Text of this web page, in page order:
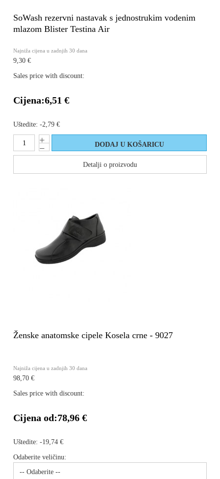
SoWash rezervni nastavak s jednostrukim vodenim
mlazom Blister Testina Air
Najniža cijena u zadnjih 30 dana
9,30 €
Sales price with discount:
Cijena:6,51 €
Uštedite: -2,79 €
Detalji o proizvodu
Ženske anatomske cipele Kosela crne - 9027
Najniža cijena u zadnjih 30 dana
98,70 €
Sales price with discount:
Cijena od:78,96 €
Uštedite: -19,74 €
Odaberite veličinu: